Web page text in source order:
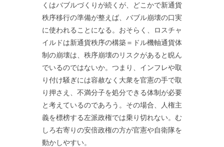
くはバブルづくりが続くが、どこかで新通貨
秩序移行の準備が整えば、バブル崩壊の口実
に使われることになる。おそらく、ロスチャ
イルドは新通貨秩序の構築＝ドル機軸通貨体
制の崩壊は、秩序崩壊のリスクがあると睨ん
でいるのではないか。つまり、インフレや取
り付け騒ぎには容赦なく大衆を官憲の手で取
り押さえ、不満分子を処分できる体制が必要
と考えているのであろう。その場合、人権主
義を標榜する左派政権では乗り切れない。む
しろ右寄りの安倍政権の方が官憲や自衛隊を
動かしやすい。